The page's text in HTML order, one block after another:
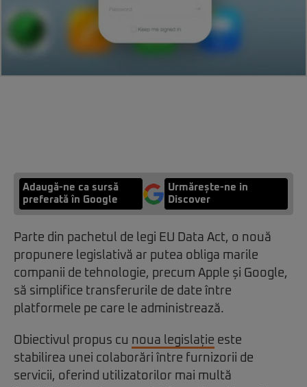
Adaugă-ne ca sursă
preferată în Google
Urmărește-ne in
Discover
Parte din pachetul de legi EU Data Act, o nouă
propunere legislativă ar putea obliga marile
companii de tehnologie, precum Apple și Google,
să simplifice transferurile de date între
platformele pe care le administrează.
Obiectivul propus cu noua legislație este
stabilirea unei colaborări între furnizorii de
servicii, oferind utilizatorilor mai multă